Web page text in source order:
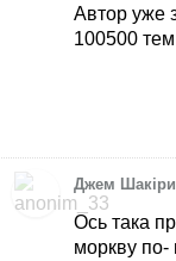
Автор уже
100500
Джем Шакіри
Ось така
моркву по-